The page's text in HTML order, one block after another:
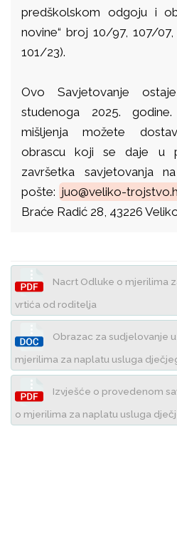
predškolskom odgoju i
novine“ broj 10/97, 107/
101/23).
Ovo Savjetovanje
studenoga 2025.
mišljenja možete
obrascu koji se daje u
završetka savjetovanja
pošte: juo@veliko-
Braće Radić 28, 43226
Nacrt Odluke o mjerilima
vrtića od roditelja
Obrazac za sudjelovanje
mjerilima za naplatu usluga
Izvješće o provedenom
o mjerilima za naplatu usluga